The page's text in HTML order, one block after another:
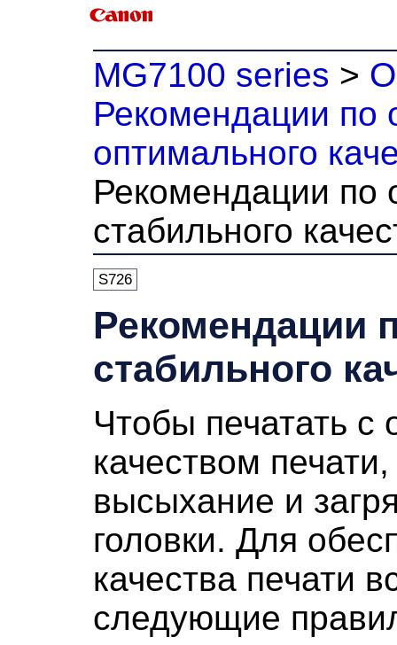
MG7100 series >
Рекомендации по
оптимального
Рекомендации по
стабильного
S726
Рекомендации
стабильного
Чтобы печатать
качеством
высыхание и
головки. Для
качества печати
следующие